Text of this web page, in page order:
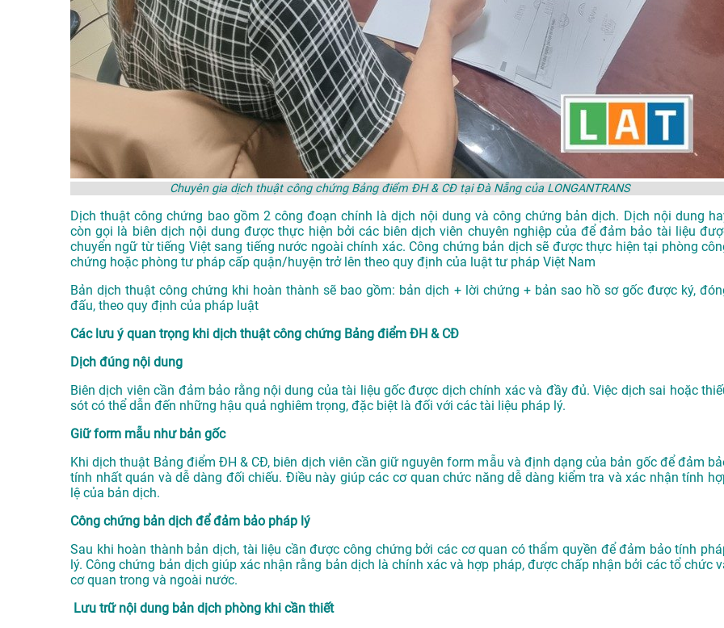
Chuyên gia dịch thuật công chứng Bảng điểm ĐH & CĐ tại Đà Nẵng của LONGANTRANS
Dịch thuật công chứng bao gồm 2 công đoạn chính là dịch nội dung và công chứng bản dịch. Dịch nội dung
còn gọi là biên dịch nội dung được thực hiện bởi các biên dịch viên chuyên nghiệp của để đảm bảo tài liệu
chuyển ngữ từ tiếng Việt sang tiếng nước ngoài chính xác. Công chứng bản dịch sẽ được thực hiện tại phòng
chứng hoặc phòng tư pháp cấp quận/huyện trở lên theo quy định của luật tư pháp Việt Nam
Bản dịch thuật công chứng khi hoàn thành sẽ bao gồm: bản dịch + lời chứng + bản sao hồ sơ gốc được ký,
đấu, theo quy định của pháp luật
Các lưu ý quan trọng khi dịch thuật công chứng Bảng điểm ĐH & CĐ
Dịch đúng nội dung
Biên dịch viên cần đảm bảo rằng nội dung của tài liệu gốc được dịch chính xác và đầy đủ. Việc dịch sai hoặc
sót có thể dẫn đến những hậu quả nghiêm trọng, đặc biệt là đối với các tài liệu pháp lý.
Giữ form mẫu như bản gốc
Khi dịch thuật Bảng điểm ĐH & CĐ, biên dịch viên cần giữ nguyên form mẫu và định dạng của bản gốc để đảm
tính nhất quán và dễ dàng đối chiếu. Điều này giúp các cơ quan chức năng dễ dàng kiểm tra và xác nhận tính
lệ của bản dịch.
Công chứng bản dịch để đảm bảo pháp lý
Sau khi hoàn thành bản dịch, tài liệu cần được công chứng bởi các cơ quan có thẩm quyền để đảm bảo tính
lý. Công chứng bản dịch giúp xác nhận rằng bản dịch là chính xác và hợp pháp, được chấp nhận bởi các tổ chức
cơ quan trong và ngoài nước.
Lưu trữ nội dung bản dịch phòng khi cần thiết